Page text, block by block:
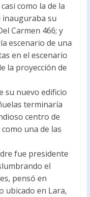
como la de la
inauguraba su
Carmen 466; y
escenario de una
en el escenario
la proyección de
su nuevo edificio
terminaría
centro de
una de las
fue presidente
el
pensó en
ubicado en Lara,